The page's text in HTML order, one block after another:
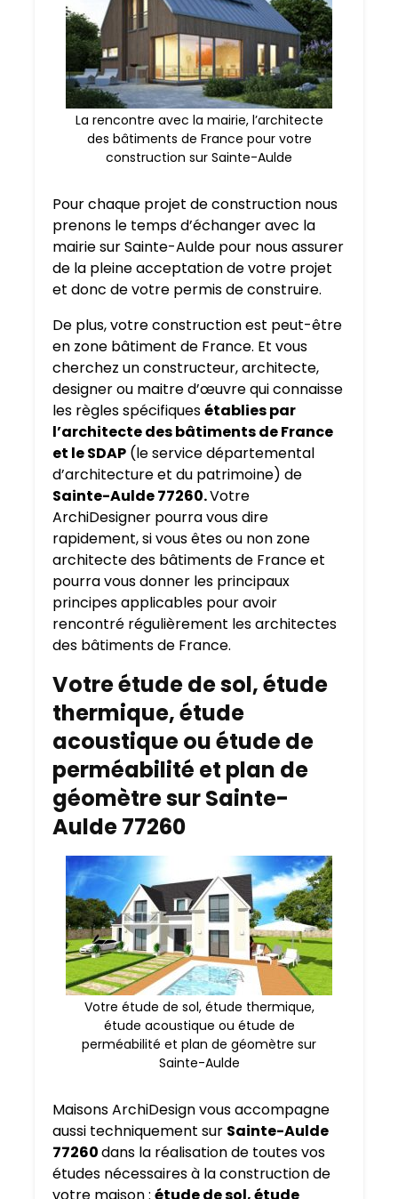
La rencontre avec la mairie, l’architecte
des bâtiments de France pour votre
construction sur Sainte-Aulde
Pour chaque projet de construction nous
prenons le temps d’échanger avec la
mairie sur Sainte-Aulde pour nous assurer
de la pleine acceptation de votre projet
et donc de votre permis de construire.
De plus, votre construction est peut-être
en zone bâtiment de France. Et vous
cherchez un constructeur, architecte,
designer ou maitre d’œuvre qui connaisse
les règles spécifiquesétablies par
l’architecte des bâtiments de France
et le SDAP (le service départemental
d’architecture et du patrimoine) de
Sainte-Aulde 77260.Votre
ArchiDesigner pourra vous dire
rapidement, si vous êtes ou non zone
architecte des bâtiments de France et
pourra vous donner les principaux
principes applicables pour avoir
rencontré régulièrement les architectes
des bâtiments de France.
Votre étude de sol, étude
thermique, étude
acoustique ou étude de
perméabilité et plan de
géomètre sur Sainte-
Aulde 77260
Votre étude de sol, étude thermique,
étude acoustique ou étude de
perméabilité et plan de géomètre sur
Sainte-Aulde
Maisons ArchiDesign vous accompagne
aussi techniquement sur Sainte-Aulde
77260dans la réalisation de toutes vos
études nécessaires à la construction de